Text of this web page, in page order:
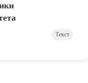
Текст